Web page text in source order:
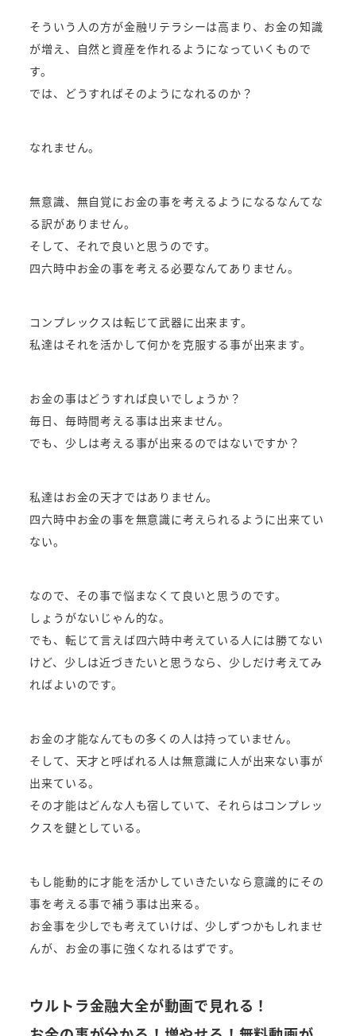
そういう人の方が金融リテラシーは高まり、お金の知識
が増え、自然と資産を作れるようになっていくもので
す。
では、どうすればそのようになれるのか？
なれません。
無意識、無自覚にお金の事を考えるようになるなんてな
る訳がありません。
そして、それで良いと思うのです。
四六時中お金の事を考える必要なんてありません。
コンプレックスは転じて武器に出来ます。
私達はそれを活かして何かを克服する事が出来ます。
お金の事はどうすれば良いでしょうか？
毎日、毎時間考える事は出来ません。
でも、少しは考える事が出来るのではないですか？
私達はお金の天才ではありません。
四六時中お金の事を無意識に考えられるように出来てい
ない。
なので、その事で悩まなくて良いと思うのです。
しょうがないじゃん的な。
でも、転じて言えば四六時中考えている人には勝てない
けど、少しは近づきたいと思うなら、少しだけ考えてみ
ればよいのです。
お金の才能なんてもの多くの人は持っていません。
そして、天才と呼ばれる人は無意識に人が出来ない事が
出来ている。
その才能はどんな人も宿していて、それらはコンプレッ
クスを鍵としている。
もし能動的に才能を活かしていきたいなら意識的にその
事を考える事で補う事は出来る。
お金事を少しでも考えていけば、少しずつかもしれませ
んが、お金の事に強くなれるはずです。
ウルトラ金融大全が動画で見れる！